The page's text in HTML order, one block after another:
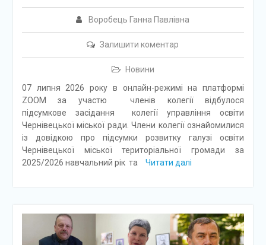
Воробець Ганна Павлівна
Залишити коментар
Новини
07 липня 2026 року в онлайн-режимі на платформі
ZOOM за участю членів колегії відбулося
підсумкове засідання колегії управління освіти
Чернівецької міської ради. Члени колегії ознайомилися
із довідкою про підсумки розвитку галузі освіти
Чернівецької міської територіальної громади за
2025/2026 навчальний рік та
Читати далі